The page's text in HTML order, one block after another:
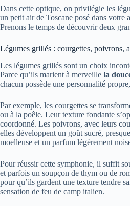
Dans cette optique, on privilégie les
un petit air de Toscane posé dans votre
Prenons le temps de découvrir deux
Légumes grillés : courgettes, poivrons,
Les légumes grillés sont un choix
Parce qu’ils marient à merveille la
chacun possède une personnalité
Par exemple, les courgettes se
ou à la poêle. Leur texture fondante
coordonné. Les poivrons, avec leurs
elles développent un goût sucré,
moelleuse et un parfum légèrement
Pour réussir cette symphonie, il suffit
et parfois un soupçon de thym ou de
pour qu’ils gardent une texture tendre
sensation de feu de camp italien.